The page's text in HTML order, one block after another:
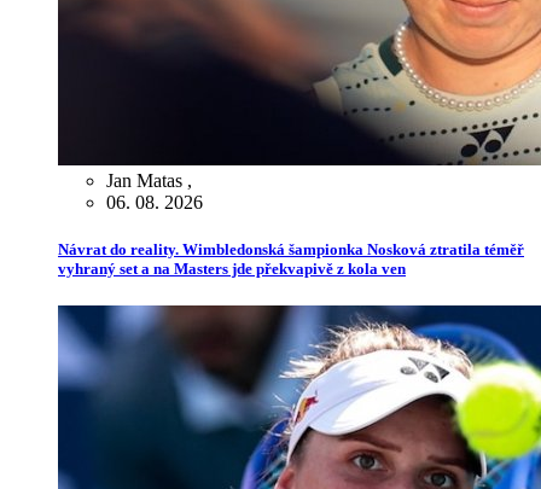
Jan Matas ,
06. 08. 2026
Návrat do reality. Wimbledonská šampionka Nosková ztratila téměř
vyhraný set a na Masters jde překvapivě z kola ven